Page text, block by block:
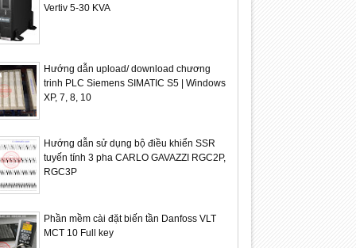
Vertiv 5-30 KVA
Hướng dẫn upload/ download chương
trinh PLC Siemens SIMATIC S5 | Windows
XP, 7, 8, 10
Hướng dẫn sử dụng bộ điều khiển SSR
tuyến tính 3 pha CARLO GAVAZZI RGC2P,
RGC3P
Phần mềm cài đặt biến tần Danfoss VLT
MCT 10 Full key